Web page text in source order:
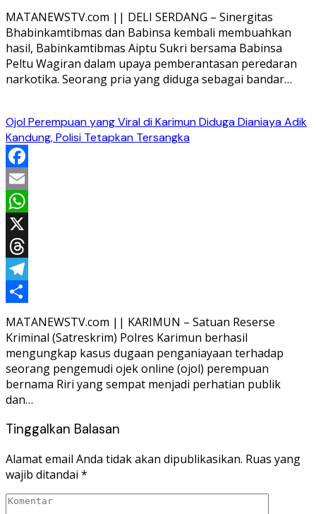
Share
MATANEWSTV.com || DELI SERDANG – Sinergitas
Bhabinkamtibmas dan Babinsa kembali membuahkan
hasil, Babinkamtibmas Aiptu Sukri bersama Babinsa
Peltu Wagiran dalam upaya pemberantasan peredaran
narkotika. Seorang pria yang diduga sebagai bandar…
Ojol Perempuan yang Viral di Karimun Diduga Dianiaya Adik
Kandung, Polisi Tetapkan Tersangka
Facebook
Email
WhatsApp
X
Threads
Telegram
Share
MATANEWSTV.com || KARIMUN – Satuan Reserse
Kriminal (Satreskrim) Polres Karimun berhasil
mengungkap kasus dugaan penganiayaan terhadap
seorang pengemudi ojek online (ojol) perempuan
bernama Riri yang sempat menjadi perhatian publik
dan…
Tinggalkan Balasan
Alamat email Anda tidak akan dipublikasikan. Ruas yang
wajib ditandai *